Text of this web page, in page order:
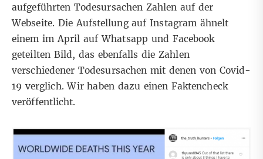
aufgeführten Todesursachen Zahlen auf der
Webseite. Die Aufstellung auf Instagram ähnelt
einem im April auf Whatsapp und Facebook
geteilten Bild, das ebenfalls die Zahlen
verschiedener Todesursachen mit denen von Covid-
19 verglich. Wir haben dazu einen Faktencheck
veröffentlicht.